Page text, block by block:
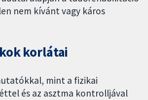
nem kívánt vagy káros
korlátai
mint a fizikai
és az asztma kontrolljával